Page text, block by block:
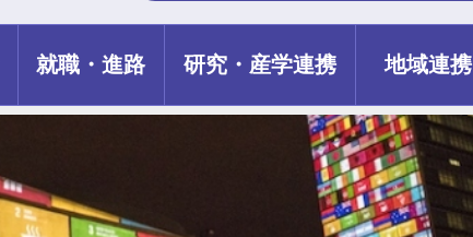
就職・進路 研究・産学連携 地域連携